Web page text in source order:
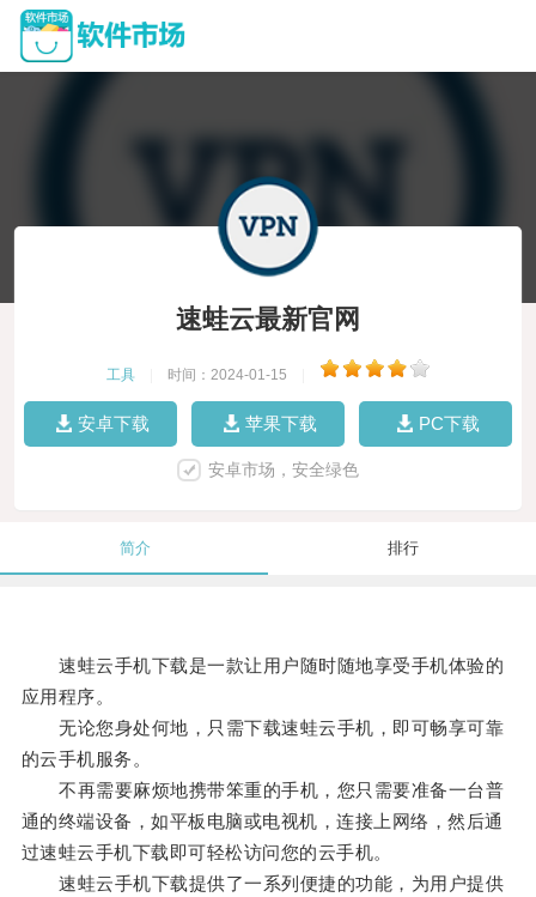
速蛙云最新官网
工具 时间：2024-01-15
安卓下载 苹果下载 PC下载
安卓市场，安全绿色
简介 排行
速蛙云手机下载是一款让用户随时随地享受手机体验的
应用程序。
无论您身处何地，只需下载速蛙云手机，即可畅享可靠
的云手机服务。
不再需要麻烦地携带笨重的手机，您只需要准备一台普
通的终端设备，如平板电脑或电视机，连接上网络，然后通
过速蛙云手机下载即可轻松访问您的云手机。
速蛙云手机下载提供了一系列便捷的功能，为用户提供